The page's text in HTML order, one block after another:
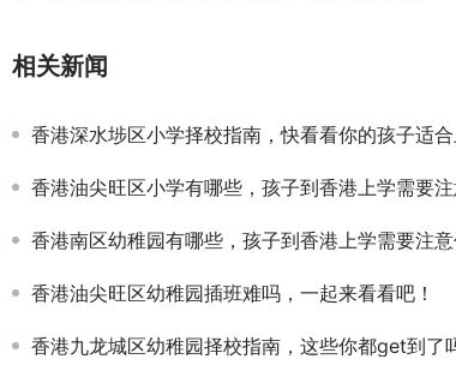
相关新闻
香港深水埗区小学择校指南，快看看你的孩子适合上香港的学校
香港油尖旺区小学有哪些，孩子到香港上学需要注意什
香港南区幼稚园有哪些，孩子到香港上学需要注意什
香港油尖旺区幼稚园插班难吗，一起来看看吧！
香港九龙城区幼稚园择校指南，这些你都get到了